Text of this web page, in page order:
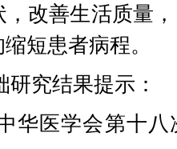
改善生活质量
短患者病程。
究结果提示：
华医学会第十